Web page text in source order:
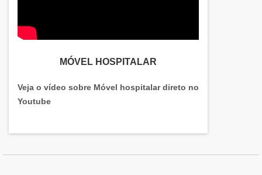
MÓVEL HOSPITALAR
Veja o vídeo sobre Móvel hospitalar direto no
Youtube